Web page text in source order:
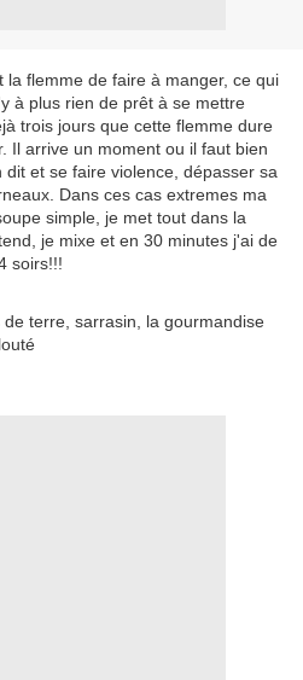
la flemme de faire à manger, ce qui
à plus rien de prêt à se mettre
trois jours que cette flemme dure
Il arrive un moment ou il faut bien
et se faire violence, dépasser sa
Dans ces cas extremes ma
simple, je met tout dans la
je mixe et en 30 minutes j'ai de
soirs!!!